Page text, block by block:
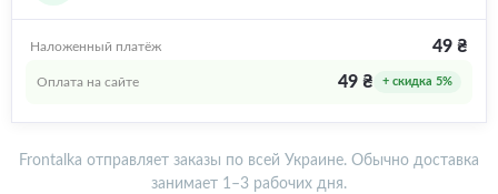
Наложенный платёж 49 ₴
Оплата на сайте 49 ₴ + скидка 5%
Frontalka отправляет заказы по всей Украине. Обычно доставка
занимает 1–3 рабочих дня.